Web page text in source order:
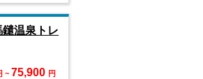
温泉トレ
~ 75,900 円